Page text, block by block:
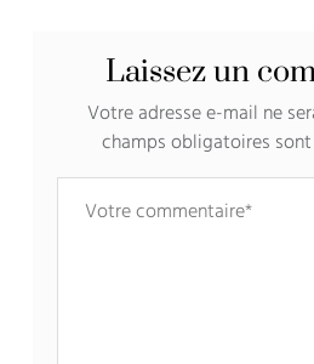
Laissez un
Votre adresse e-mail ne
champs obligatoires